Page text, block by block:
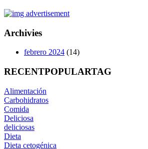
Archivies
febrero 2024 (14)
RECENTPOPULARTAG
Alimentación
Carbohidratos
Comida
Deliciosa
deliciosas
Dieta
Dieta cetogénica